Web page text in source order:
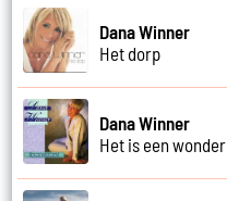
Dana Winner
Het dorp
Dana Winner
Het is een wonder